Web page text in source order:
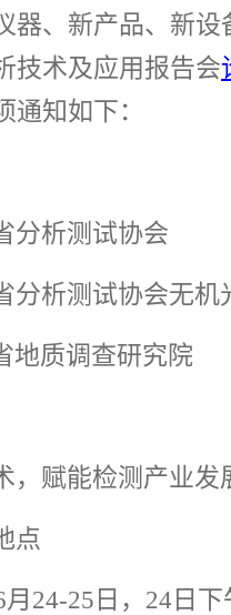
器、新产品、新设
技术及应用报告会
通知如下：
分析测试协会
分析测试协会无机
地质调查研究院
，赋能检测 产业发
点
月 24-25 日 ， 24 日